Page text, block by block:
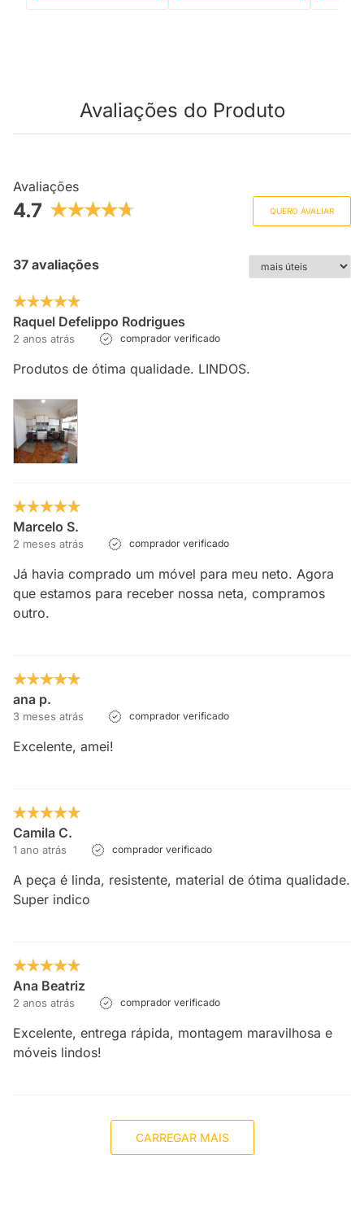
Avaliações do Produto
Avaliações
4.7 QUERO AVALIAR
37 avaliações
Raquel Defelippo Rodrigues
2 anos atrás comprador verificado
Produtos de ótima qualidade. LINDOS.
Marcelo S.
2 meses atrás comprador verificado
Já havia comprado um móvel para meu neto. Agora
que estamos para receber nossa neta, compramos
outro.
ana p.
3 meses atrás comprador verificado
Excelente, amei!
Camila C.
1 ano atrás comprador verificado
A peça é linda, resistente, material de ótima qualidade.
Super indico
Ana Beatriz
2 anos atrás comprador verificado
Excelente, entrega rápida, montagem maravilhosa e
móveis lindos!
CARREGAR MAIS